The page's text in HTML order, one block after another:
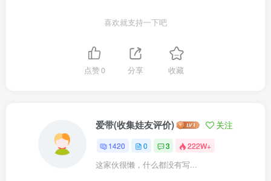
喜欢就支持一下吧
点赞0 分享 收藏
爱带(收集娃友评价) 关注
1420 0 3 222W+
这家伙很懒，什么都没有写...